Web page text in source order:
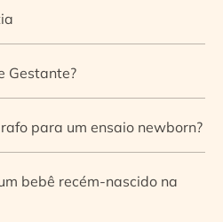
Gestante?
para um ensaio newborn?
bebê recém-nascido na